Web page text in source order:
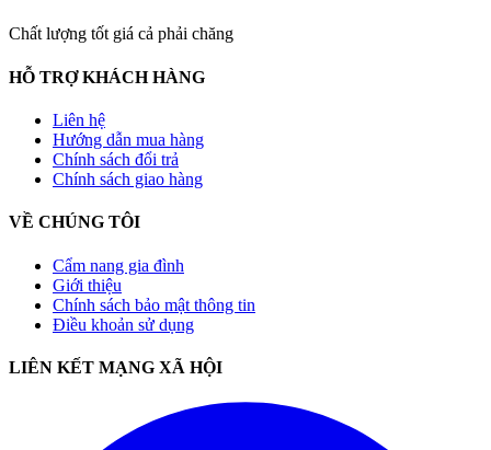
Chất lượng tốt giá cả phải chăng
HỖ TRỢ KHÁCH HÀNG
Liên hệ
Hướng dẫn mua hàng
Chính sách đổi trả
Chính sách giao hàng
VỀ CHÚNG TÔI
Cẩm nang gia đình
Giới thiệu
Chính sách bảo mật thông tin
Điều khoản sử dụng
LIÊN KẾT MẠNG XÃ HỘI